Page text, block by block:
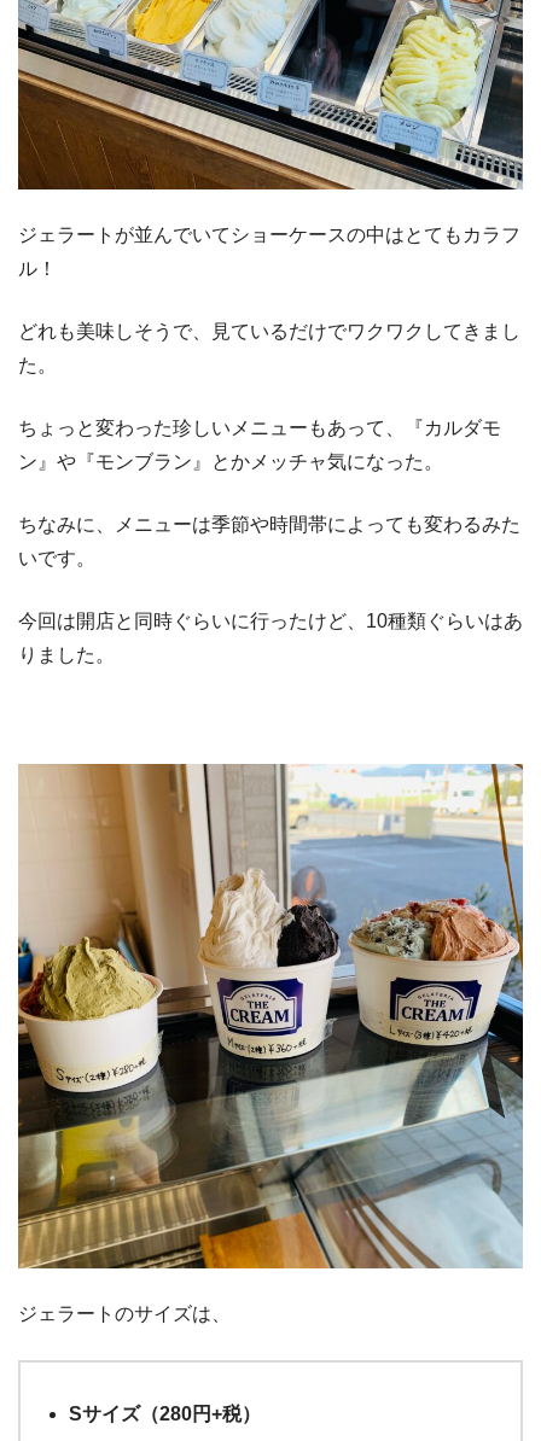
ジェラートが並んでいてショーケースの中はとてもカラフ
ル！
どれも美味しそうで、見ているだけでワクワクしてきまし
た。
ちょっと変わった珍しいメニューもあって、『カルダモ
ン』や『モンブラン』とかメッチャ気になった。
ちなみに、メニューは季節や時間帯によっても変わるみた
いです。
今回は開店と同時ぐらいに行ったけど、10種類ぐらいはあ
りました。
ジェラートのサイズは、
Sサイズ（280円+税）